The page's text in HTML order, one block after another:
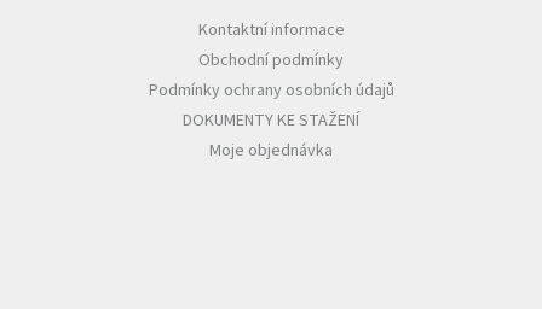
Kontaktní informace
Obchodní podmínky
Podmínky ochrany osobních údajů
DOKUMENTY KE STAŽENÍ
Moje objednávka